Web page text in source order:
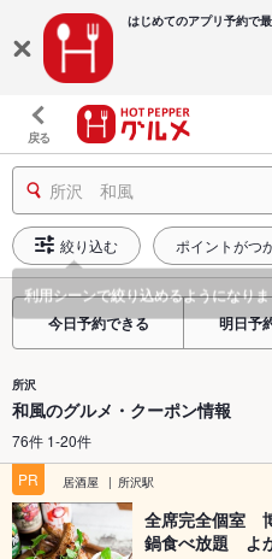
はじめてのアプリ予約で
戻る
所沢 和風
絞り込む ポイントがつ
今日予約できる 明日予
所沢
和風のグルメ・クーポン情報
76件 1-20件
PR
居酒屋 所沢駅
全席完全個室
鍋食べ放題 よ